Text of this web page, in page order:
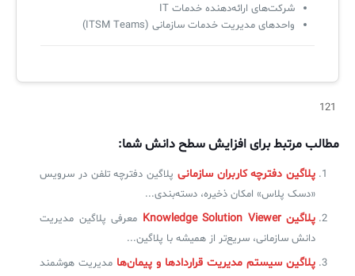
شرکت‌های ارائه‌دهنده خدمات IT
واحدهای مدیریت خدمات سازمانی (ITSM Teams)
121
مطالب مرتبط برای افزایش سطح دانش شما:
پلاگین دفترچه کاربران سازمانی پلاگین دفترچه تلفن در سرویس
«دسک پلاس» امکان ذخیره، دسته‌بندی...
پلاگین Knowledge Solution Viewer
معرفی پلاگین مدیریت
دانش سازمانی، سریع‌تر از همیشه با پلاگین...
پلاگین سیستم مدیریت قراردادها و پیمان‌ها مدیریت هوشمند